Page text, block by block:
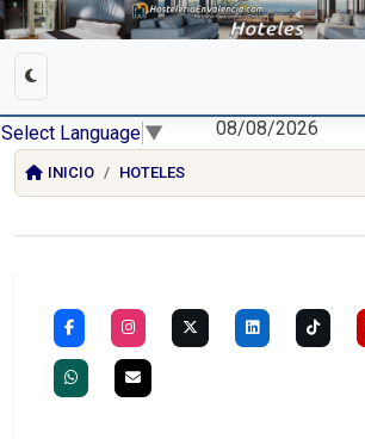
Select Language ▼ 08/08/2026
INICIO HOTELES